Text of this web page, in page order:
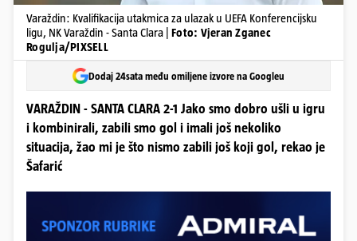
Varaždin: Kvalifikacija utakmica za ulazak u UEFA Konferencijsku
ligu, NK Varaždin - Santa Clara | Foto: Vjeran Zganec
Rogulja/PIXSELL
Dodaj 24sata među omiljene izvore na Googleu
VARAŽDIN - SANTA CLARA 2-1 Jako smo dobro ušli u igru
i kombinirali, zabili smo gol i imali još nekoliko
situacija, žao mi je što nismo zabili još koji gol, rekao je
Šafarić